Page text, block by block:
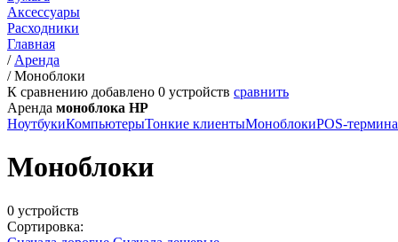
Аксессуары
Расходники
Главная
/ Аренда
/Моноблоки
К сравнению добавлено 0 устройств сравнить
Аренда моноблока HP
НоутбукиКомпьютерыТонкие клиентыМоноблокиPOS-
Моноблоки
0 устройств
Сортировка: